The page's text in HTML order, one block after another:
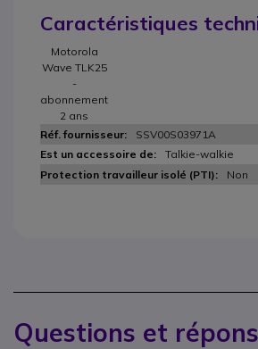
Caractéristiques
Motorola
Wave TLK25
-
abonnement
2 ans
SSV00S03971A
Talkie-walkie
Non
Questions et